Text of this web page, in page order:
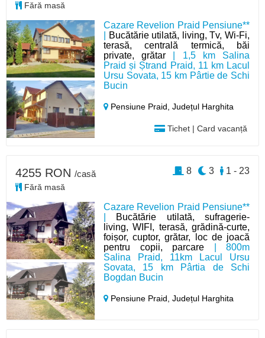
Cazare Revelion Praid Pensiune**
Bucătărie utilată, living, Tv, Wi-Fi,
terasă, centrală termică, băi
private, grătar | 1,5 km Salina
Praid și Ștrand Praid, 11 km Lacul
Ursu Sovata, 15 km Pârtie de Schi
Bucin
Pensiune Praid,Județul Harghita
Tichet | Card vacanță
Fără masă
Cazare Revelion Praid Pensiune**
Bucătărie utilată, sufragerie-
living, WIFI, terasă, grădină-curte,
foișor, cuptor, grătar, loc de joacă
pentru copii, parcare | 800m
Salina Praid, 11km Lacul Ursu
Sovata, 15 km Pârtia de Schi
Bogdan Bucin
Pensiune Praid,Județul Harghita
4255 RON /casă
Fără masă
1 - 23
3
8